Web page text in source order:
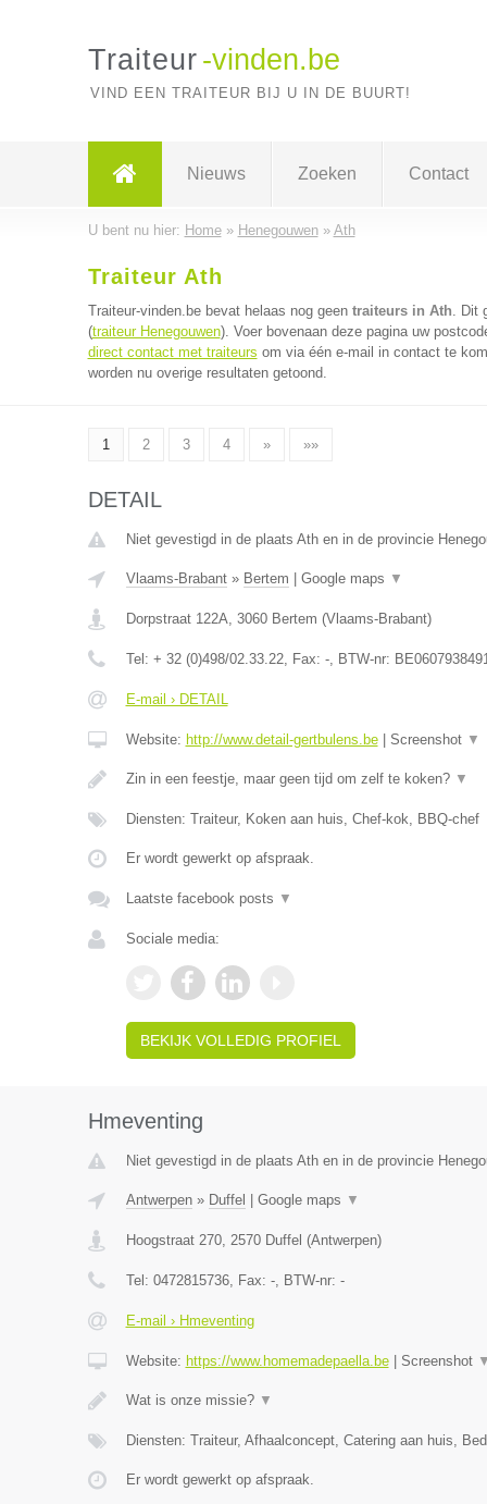
Traiteur -vinden.be
VIND EEN TRAITEUR BIJ U IN DE BUURT!
Nieuws Zoeken Contact
U bent nu hier: Home» Henegouwen» Ath
Traiteur Ath
Traiteur-vinden.be bevat helaas nog geen traiteurs in Ath. Dit
(traiteur Henegouwen). Voer bovenaan deze pagina uw
direct contact met traiteurs om via één e-mail in contact te
worden nu overige resultaten getoond.
1 2 3 4 » »»
DETAIL
Niet gevestigd in de plaats Ath en in de provincie
Vlaams-Brabant» Bertem Google maps ▼
Dorpstraat 122A, 3060 Bertem (Vlaams-Brabant)
Tel: + 32 (0)498/02.33.22, Fax: -, BTW-nr:
E-mail › DETAIL
Website: http://www.detail-gertbulens.be| Screenshot ▼
Zin in een feestje, maar geen tijd om zelf te koken? ▼
Diensten: Traiteur, Koken aan huis, Chef-kok, BBQ-chef
Er wordt gewerkt op afspraak.
Laatste facebook posts ▼
Sociale media:
BEKIJK VOLLEDIG PROFIEL
Hmeventing
Niet gevestigd in de plaats Ath en in de provincie
Antwerpen» Duffel Google maps ▼
Hoogstraat 270, 2570 Duffel (Antwerpen)
Tel: 0472815736, Fax: -, BTW-nr: -
E-mail › Hmeventing
Website: https://www.homemadepaella.be| Screenshot ▼
Wat is onze missie? ▼
Diensten: Traiteur, Afhaalconcept, Catering aan huis,
Er wordt gewerkt op afspraak.